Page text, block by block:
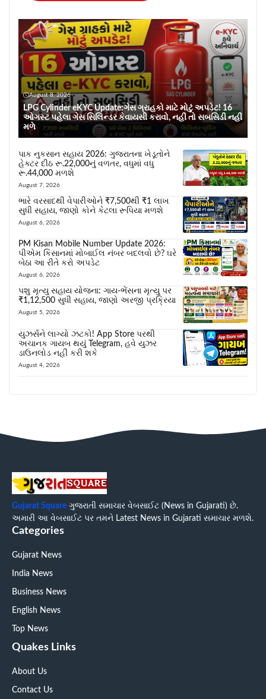
August 8, 2026
LPG Cylinder eKYC Update:ગેસ ગ્રાહકો માટે મોટું અપડેટ! 16
ઓગસ્ટ પહેલા ગેસ સિલિન્ડર કેવાયસી કરાવો, નહીં તો સબસિડી નહીં
મળે
પાક નુકસાન સહાય 2026: ગુજરાતના ખેડૂતોને
હેક્ટર દીઠ રૂ.22,000નું વળતર, વધુમાં વધુ
રૂ.44,000 મળશે
August 7, 2026
ભારે વરસાદથી વેપારીઓને ₹7,500થી ₹1 લાખ
સુધી સહાય, જાણો કોને કેટલા રૂપિયા મળશે
August 6, 2026
PM Kisan Mobile Number Update 2026:
પીએમ કિસાનમાં મોબાઈલ નંબર બદલવો છે? ઘરે
બેઠા આ રીતે કરો અપડેટ
August 6, 2026
પશુ મૃત્યુ સહાય યોજના: ગાય-ભેંસના મૃત્યુ પર
₹1,12,500 સુધી સહાય, જાણો અરજી પ્રક્રિયા
August 5, 2026
યુઝર્સને લાગ્યો ઝટકો! App Store પરથી
અચાનક ગાયબ થયું Telegram, હવે યુઝર
ડાઉનલોડ નહીં કરી શકે
August 4, 2026
Gujarat Square ગુજરાતી સમાચાર વેબસાઈટ (News in Gujarati) છે.
અમારી આ વેબસાઈટ પર તમને Latest News in Gujarati સમાચાર મળશે.
Categories
Gujarat News
India News
Business News
English News
Top News
Quakes Links
About Us
Contact Us